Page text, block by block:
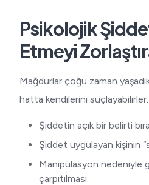
Psikolojik
Etmeyi
Mağdurlar çoğu zaman
hatta kendilerini
Şiddetin açık bir belirti
Şiddet uygulayan kişinin
Manipülasyon nedeniyle
çarpıtılması